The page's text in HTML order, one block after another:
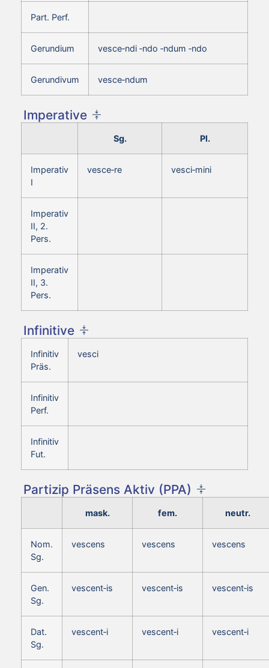
Part. Perf.
Gerundium vesce‑ndi ‑ndo ‑ndum ‑ndo
Gerundivum vesce‑ndum
Imperative
Sg. Pl.
Imperativ
I
vesce‑re vesci‑mini
Imperativ
II, 2.
Pers.
Imperativ
II, 3.
Pers.
Infinitive
Infinitiv
Präs.
vesci
Infinitiv
Perf.
Infinitiv
Fut.
Partizip Präsens Aktiv (PPA)
mask. fem. neutr.
Nom.
Sg.
vescens vescens vescens
Gen.
Sg.
vescent‑is vescent‑is vescent‑is
Dat.
Sg.
vescent‑i vescent‑i vescent‑i